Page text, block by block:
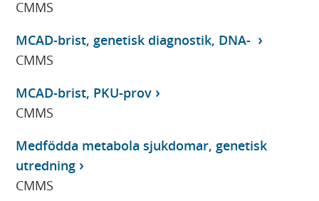
CMMS
MCAD-brist, genetisk diagnostik, DNA-
CMMS
MCAD-brist, PKU-prov
CMMS
Medfödda metabola sjukdomar, genetisk
utredning
CMMS